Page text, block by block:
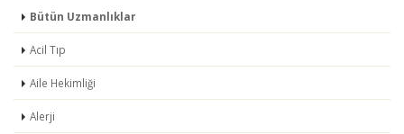
Bütün Uzmanlıklar
Acil Tıp
Aile Hekimliği
Alerji